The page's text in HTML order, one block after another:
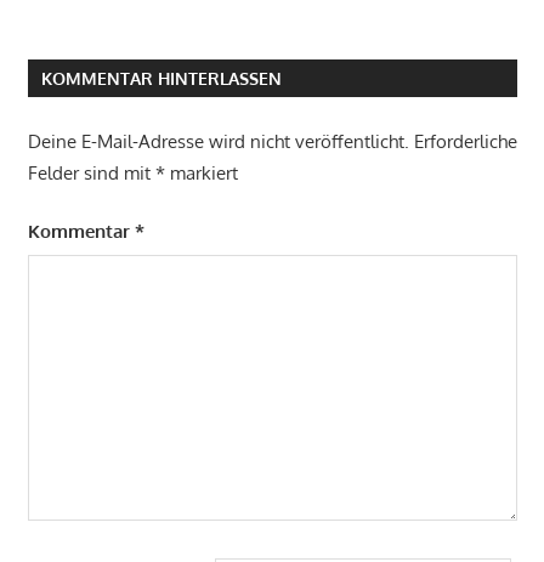
KOMMENTAR HINTERLASSEN
Deine E-Mail-Adresse wird nicht veröffentlicht. Erforderliche
Felder sind mit *markiert
Kommentar *